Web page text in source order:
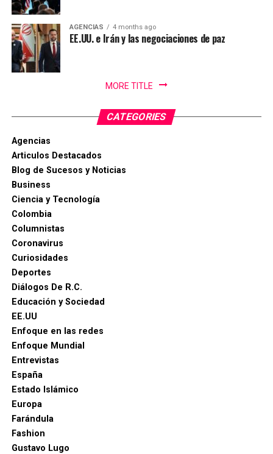
AGENCIAS 4 months ago
EE.UU. e Irán y las negociaciones de paz
MORE TITLE
CATEGORIES
Agencias
Articulos Destacados
Blog de Sucesos y Noticias
Business
Ciencia y Tecnología
Colombia
Columnistas
Coronavirus
Curiosidades
Deportes
Diálogos De R.C.
Educación y Sociedad
EE.UU
Enfoque en las redes
Enfoque Mundial
Entrevistas
España
Estado Islámico
Europa
Farándula
Fashion
Gustavo Lugo